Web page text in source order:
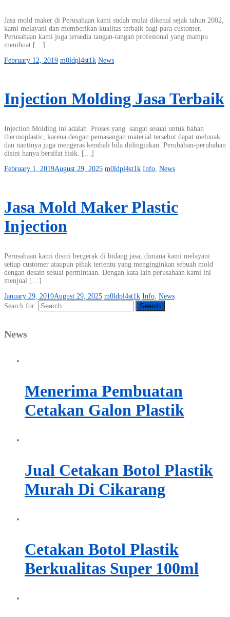
Jasa mold maker di Perusahaan kami sudah mulai dikenal sejak tahun 2002,
kami melayani dan memberikan kualitas terbaik bagi para customer.
Perusahaan kami juga tersedia tangan-tangan profesional yang mampu
membuat […]
February 12, 2019 m0ldpl4st1k News
Injection Molding Jasa Terbaik
Injection Molding ini adalah Proses yang sangat sesuai untuk bahan
thermoplastic, karena dengan pemasangan material tersebut dapat melunak
dan nantinya juga mengeras kembali bila didinginkan. Perubahan-perubahan
disini hanya bersifat fisik. […]
February 1, 2019August 29, 2025 m0ldpl4st1k Info News
Jasa Mold Maker Plastic
Injection
Perusahaan kami disini bergerak di bidang jasa, dimana kami melayani
setiap customer ataupun pihak tertentu yang menginginkan sebuah mold
dengan desain sesuai permintaan. Dengan kata lain perusahaan kami ini
menjual […]
January 29, 2019August 29, 2025 m0ldpl4st1k Info News
Search for:
News
Menerima Pembuatan
Cetakan Galon Plastik
Jual Cetakan Botol Plastik
Murah Di Cikarang
Cetakan Botol Plastik
Berkualitas Super 100ml